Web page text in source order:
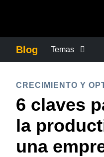
Blog Temas
CRECIMIENTO Y
DUTY OF CARE
CRECIMIENTO Y
6 claves
la
una